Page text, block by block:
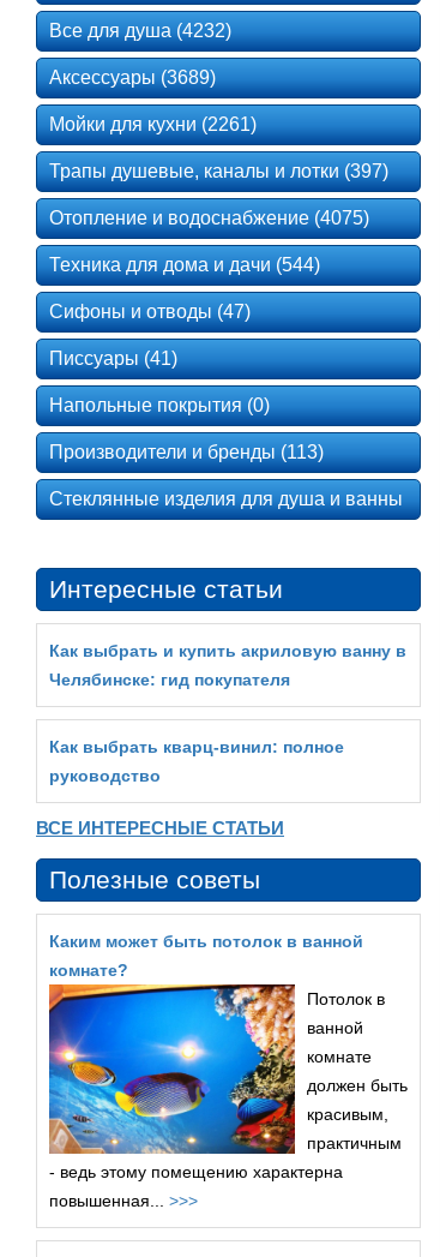
Все для душа (4232)
Аксессуары (3689)
Мойки для кухни (2261)
Трапы душевые, каналы и лотки (397)
Отопление и водоснабжение (4075)
Техника для дома и дачи (544)
Сифоны и отводы (47)
Писсуары (41)
Напольные покрытия (0)
Производители и бренды (113)
Стеклянные изделия для душа и ванны
Интересные статьи
Как выбрать и купить акриловую ванну в
Челябинске: гид покупателя
Как выбрать кварц‑винил: полное
руководство
ВСЕ ИНТЕРЕСНЫЕ СТАТЬИ
Полезные советы
Каким может быть потолок в ванной
комнате?
Потолок в
ванной
комнате
должен быть
красивым,
практичным
- ведь этому помещению характерна
повышенная... >>>